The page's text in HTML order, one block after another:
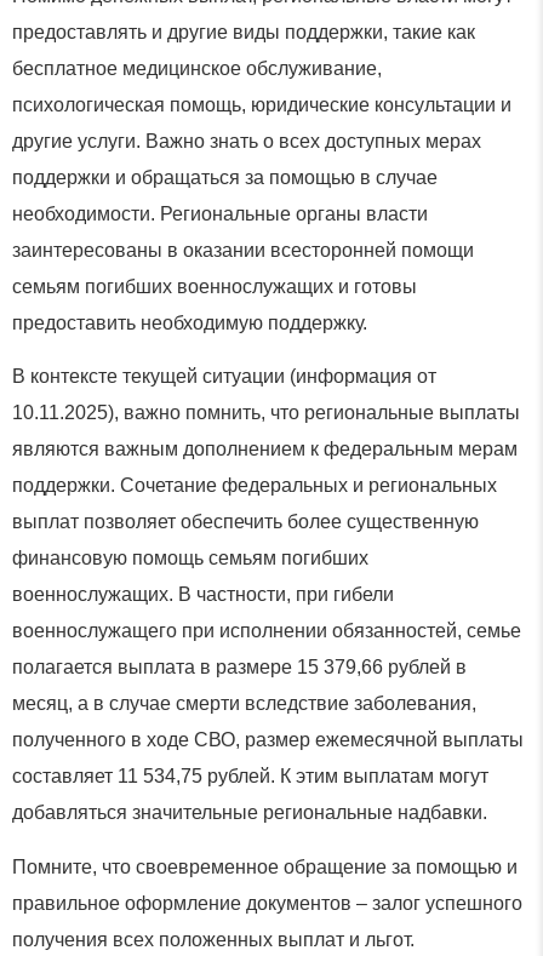
предоставлять и другие виды поддержки, такие как
бесплатное медицинское обслуживание,
психологическая помощь, юридические консультации и
другие услуги. Важно знать о всех доступных мерах
поддержки и обращаться за помощью в случае
необходимости. Региональные органы власти
заинтересованы в оказании всесторонней помощи
семьям погибших военнослужащих и готовы
предоставить необходимую поддержку.
В контексте текущей ситуации (информация от
10.11.2025), важно помнить, что региональные выплаты
являются важным дополнением к федеральным мерам
поддержки. Сочетание федеральных и региональных
выплат позволяет обеспечить более существенную
финансовую помощь семьям погибших
военнослужащих. В частности, при гибели
военнослужащего при исполнении обязанностей, семье
полагается выплата в размере 15 379,66 рублей в
месяц, а в случае смерти вследствие заболевания,
полученного в ходе СВО, размер ежемесячной выплаты
составляет 11 534,75 рублей. К этим выплатам могут
добавляться значительные региональные надбавки.
Помните, что своевременное обращение за помощью и
правильное оформление документов – залог успешного
получения всех положенных выплат и льгот.